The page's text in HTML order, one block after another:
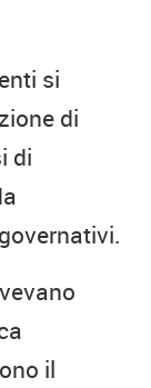
si
di
di
il